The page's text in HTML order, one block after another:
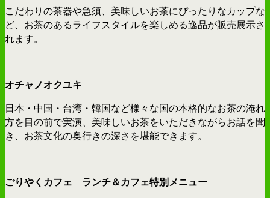
こだわりの茶器や急須、美味しいお茶にぴったりなカップな
ど、お茶のあるライフスタイルを楽しめる逸品が販売展示さ
れます。
オチャノオクユキ
日本・中国・台湾・韓国など様々な国の本格的なお茶の淹れ
方を目の前で実演、美味しいお茶をいただきながらお話を聞
き、お茶文化の奥行きの深さを堪能できます。
ごりやくカフェ ランチ＆カフェ特別メニュー